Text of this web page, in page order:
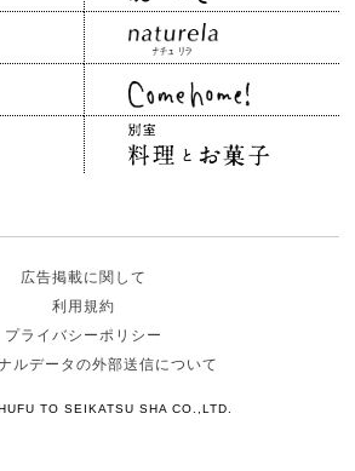
広告掲載に関して
利用規約
プライバシーポリシー
ルデータの外部送信について
TO SEIKATSU SHA CO.,LTD.